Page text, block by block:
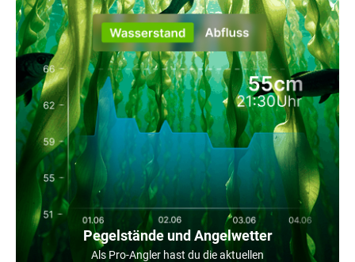
Pegelstände und Angelwetter
Als Pro-Angler hast du die aktuellen